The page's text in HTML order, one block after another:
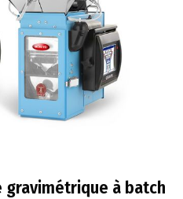
gravimétrique à batch